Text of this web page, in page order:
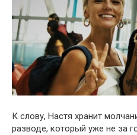
К слову, Настя хранит
разводе, который уже не за